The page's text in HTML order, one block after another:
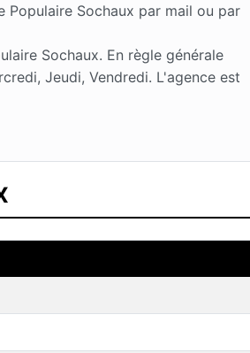
Sochaux par mail ou par
Sochaux. En règle générale
Jeudi, Vendredi. L'agence est